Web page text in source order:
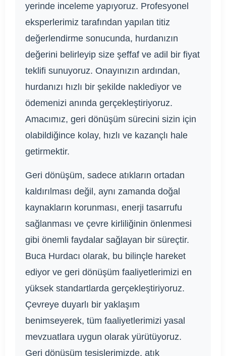
yerinde inceleme yapıyoruz. Profesyonel
eksperlerimiz tarafından yapılan titiz
değerlendirme sonucunda, hurdanızın
değerini belirleyip size şeffaf ve adil bir fiyat
teklifi sunuyoruz. Onayınızın ardından,
hurdanızı hızlı bir şekilde naklediyor ve
ödemenizi anında gerçekleştiriyoruz.
Amacımız, geri dönüşüm sürecini sizin için
olabildiğince kolay, hızlı ve kazançlı hale
getirmektir.
Geri dönüşüm, sadece atıkların ortadan
kaldırılması değil, aynı zamanda doğal
kaynakların korunması, enerji tasarrufu
sağlanması ve çevre kirliliğinin önlenmesi
gibi önemli faydalar sağlayan bir süreçtir.
Buca Hurdacı olarak, bu bilinçle hareket
ediyor ve geri dönüşüm faaliyetlerimizi en
yüksek standartlarda gerçekleştiriyoruz.
Çevreye duyarlı bir yaklaşım
benimseyerek, tüm faaliyetlerimizi yasal
mevzuatlara uygun olarak yürütüyoruz.
Geri dönüşüm tesislerimizde, atık